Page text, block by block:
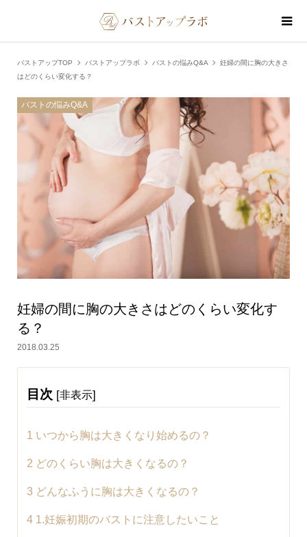
バストアップTOP バストアップラボ バストの悩みQ&A
妊婦の間に胸の大きさ
はどのくらい変化する？
バストの悩みQ&A
妊婦の間に胸の大きさはどのくらい変化す
る？
2018.03.25
目次 [非表示]
1 いつから胸は大きくなり始めるの？
2 どのくらい胸は大きくなるの？
3 どんなふうに胸は大きくなるの？
4 1.妊娠初期のバストに注意したいこと